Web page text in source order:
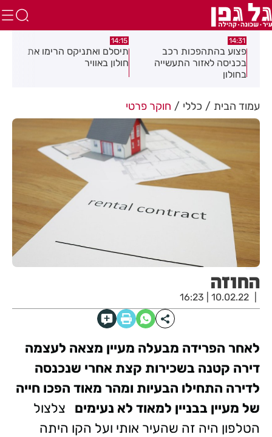
14:31
פצוע בהתהפכות רכב
בכניסה לאזור התעשייה
בחולון
14:15
תיסלם ואתניקס הרימו את
חולון באוויר
עמוד הבית כללי חוקר פרטי
החוזה
10.02.22 | 16:23
לאחר הפרידה מבעלה מעיין מצאה לעצמה
דירה קטנה בשכירות קצת אחרי שנכנסה
לדירה התחילו הבעיות ומהר מאוד הפכו חייה
של מעיין בבניין למאוד לא נעימים צלצול
הטלפון היה זה שהעיר אותי ועל הקו היתה